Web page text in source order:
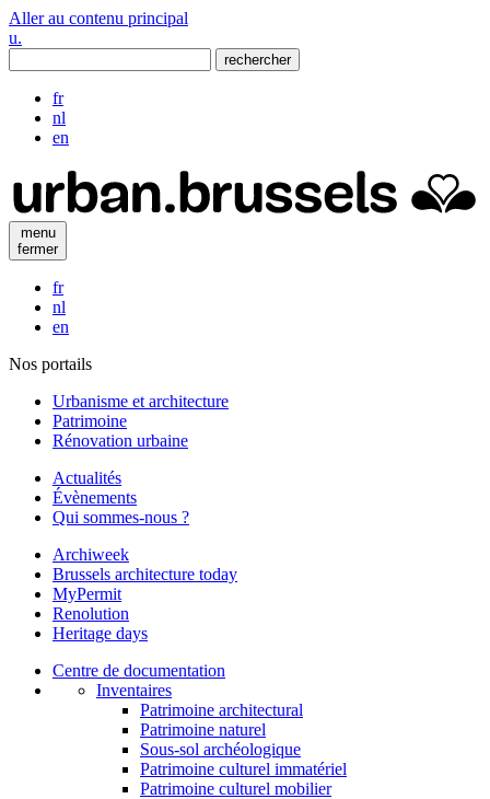
Aller au contenu principal
u.
rechercher
fr
nl
en
menu
fermer
fr
nl
en
Nos portails
Urbanisme et architecture
Patrimoine
Rénovation urbaine
Actualités
Évènements
Qui sommes-nous ?
Archiweek
Brussels architecture today
MyPermit
Renolution
Heritage days
Centre de documentation
Inventaires
Patrimoine architectural
Patrimoine naturel
Sous-sol archéologique
Patrimoine culturel immatériel
Patrimoine culturel mobilier